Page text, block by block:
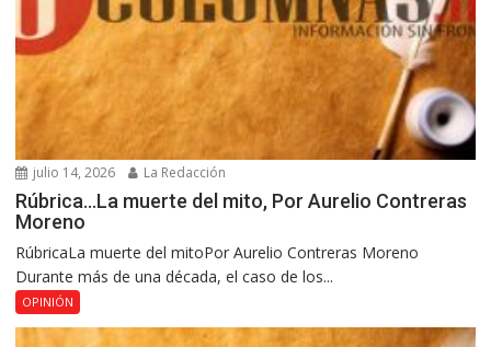
julio 14, 2026 La Redacción
Rúbrica…La muerte del mito, Por Aurelio Contreras
Moreno
RúbricaLa muerte del mitoPor Aurelio Contreras Moreno
Durante más de una década, el caso de los...
OPINIÓN